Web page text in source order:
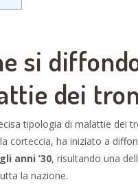
si
dei
tipologia di malattie dei
corteccia, ha iniziato a
anni ’30, risultando una
la nazione.